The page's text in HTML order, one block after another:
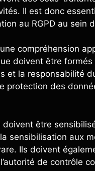
Il est donc
au RGPD au sein
compréhension
doivent être formés
et la responsabilité
des
être
sensibilisation aux
Ils doivent
de contrôle